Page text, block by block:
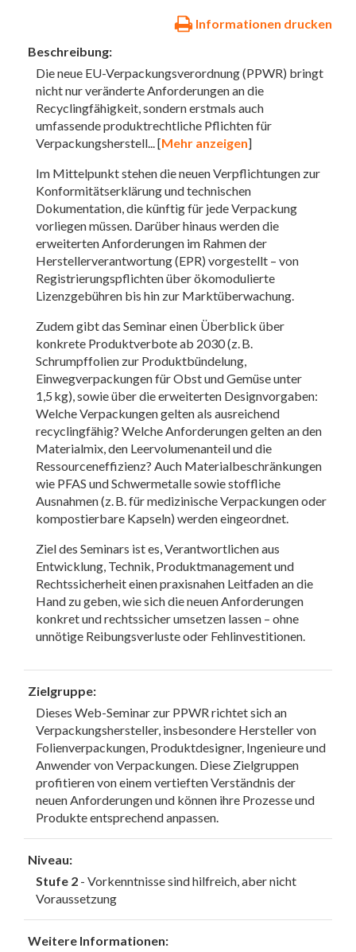
Informationen drucken
Beschreibung:
Die neue EU-Verpackungsverordnung (PPWR) bringt
nicht nur veränderte Anforderungen an die
Recyclingfähigkeit, sondern erstmals auch
umfassende produktrechtliche Pflichten für
Verpackungsherstell ... [Mehr anzeigen]
Im Mittelpunkt stehen die neuen Verpflichtungen zur
Konformitätserklärung und technischen
Dokumentation, die künftig für jede Verpackung
vorliegen müssen. Darüber hinaus werden die
erweiterten Anforderungen im Rahmen der
Herstellerverantwortung (EPR) vorgestellt – von
Registrierungspflichten über ökomodulierte
Lizenzgebühren bis hin zur Marktüberwachung.
Zudem gibt das Seminar einen Überblick über
konkrete Produktverbote ab 2030 (z. B.
Schrumpffolien zur Produktbündelung,
Einwegverpackungen für Obst und Gemüse unter
1,5 kg), sowie über die erweiterten Designvorgaben:
Welche Verpackungen gelten als ausreichend
recyclingfähig? Welche Anforderungen gelten an den
Materialmix, den Leervolumenanteil und die
Ressourceneffizienz? Auch Materialbeschränkungen
wie PFAS und Schwermetalle sowie stoffliche
Ausnahmen (z. B. für medizinische Verpackungen oder
kompostierbare Kapseln) werden eingeordnet.
Ziel des Seminars ist es, Verantwortlichen aus
Entwicklung, Technik, Produktmanagement und
Rechtssicherheit einen praxisnahen Leitfaden an die
Hand zu geben, wie sich die neuen Anforderungen
konkret und rechtssicher umsetzen lassen – ohne
unnötige Reibungsverluste oder Fehlinvestitionen.
Zielgruppe:
Dieses Web-Seminar zur PPWR richtet sich an
Verpackungshersteller, insbesondere Hersteller von
Folienverpackungen, Produktdesigner, Ingenieure und
Anwender von Verpackungen. Diese Zielgruppen
profitieren von einem vertieften Verständnis der
neuen Anforderungen und können ihre Prozesse und
Produkte entsprechend anpassen.
Niveau:
Stufe 2 - Vorkenntnisse sind hilfreich, aber nicht
Voraussetzung
Weitere Informationen: